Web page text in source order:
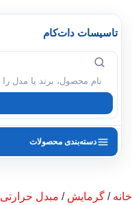
تاسیسات دات‌کام
محصول
دسته‌بندی محصولات
خانه / گرمایش / مبدل حرارتی